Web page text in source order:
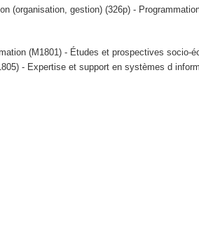
(organisation, gestion) (326p) -
(M1801) - Études et prospectives socio-
- Expertise et support en systèmes d